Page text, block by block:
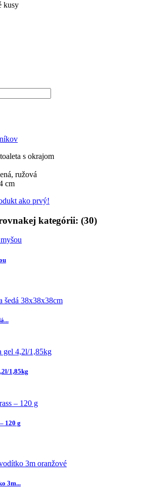
kusy
s okrajom
ružová
cm
ako prvý!
kategórii: (30)
1,85kg
120 g
3m...